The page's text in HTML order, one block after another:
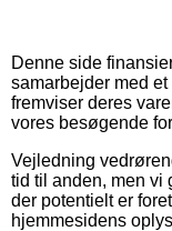
Denne side
samarbejder med
fremviser deres
vores besøgende
Vejledning
tid til anden, men vi
der potentielt er
hjemmesidens